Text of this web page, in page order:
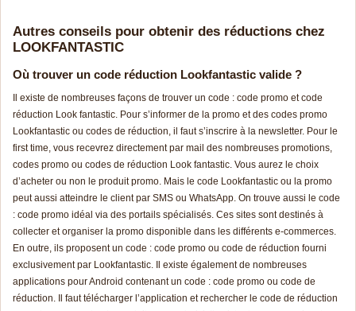
Autres conseils pour obtenir des réductions chez
LOOKFANTASTIC
Où trouver un code réduction Lookfantastic valide ?
Il existe de nombreuses façons de trouver un code : code promo et code
réduction Look fantastic. Pour s’informer de la promo et des codes promo
Lookfantastic ou codes de réduction, il faut s’inscrire à la newsletter. Pour le
first time, vous recevrez directement par mail des nombreuses promotions,
codes promo ou codes de réduction Look fantastic. Vous aurez le choix
d’acheter ou non le produit promo. Mais le code Lookfantastic ou la promo
peut aussi atteindre le client par SMS ou WhatsApp. On trouve aussi le code
: code promo idéal via des portails spécialisés. Ces sites sont destinés à
collecter et organiser la promo disponible dans les différents e-commerces.
En outre, ils proposent un code : code promo ou code de réduction fourni
exclusivement par Lookfantastic. Il existe également de nombreuses
applications pour Android contenant un code : code promo ou code de
réduction. Il faut télécharger l’application et rechercher le code de réduction